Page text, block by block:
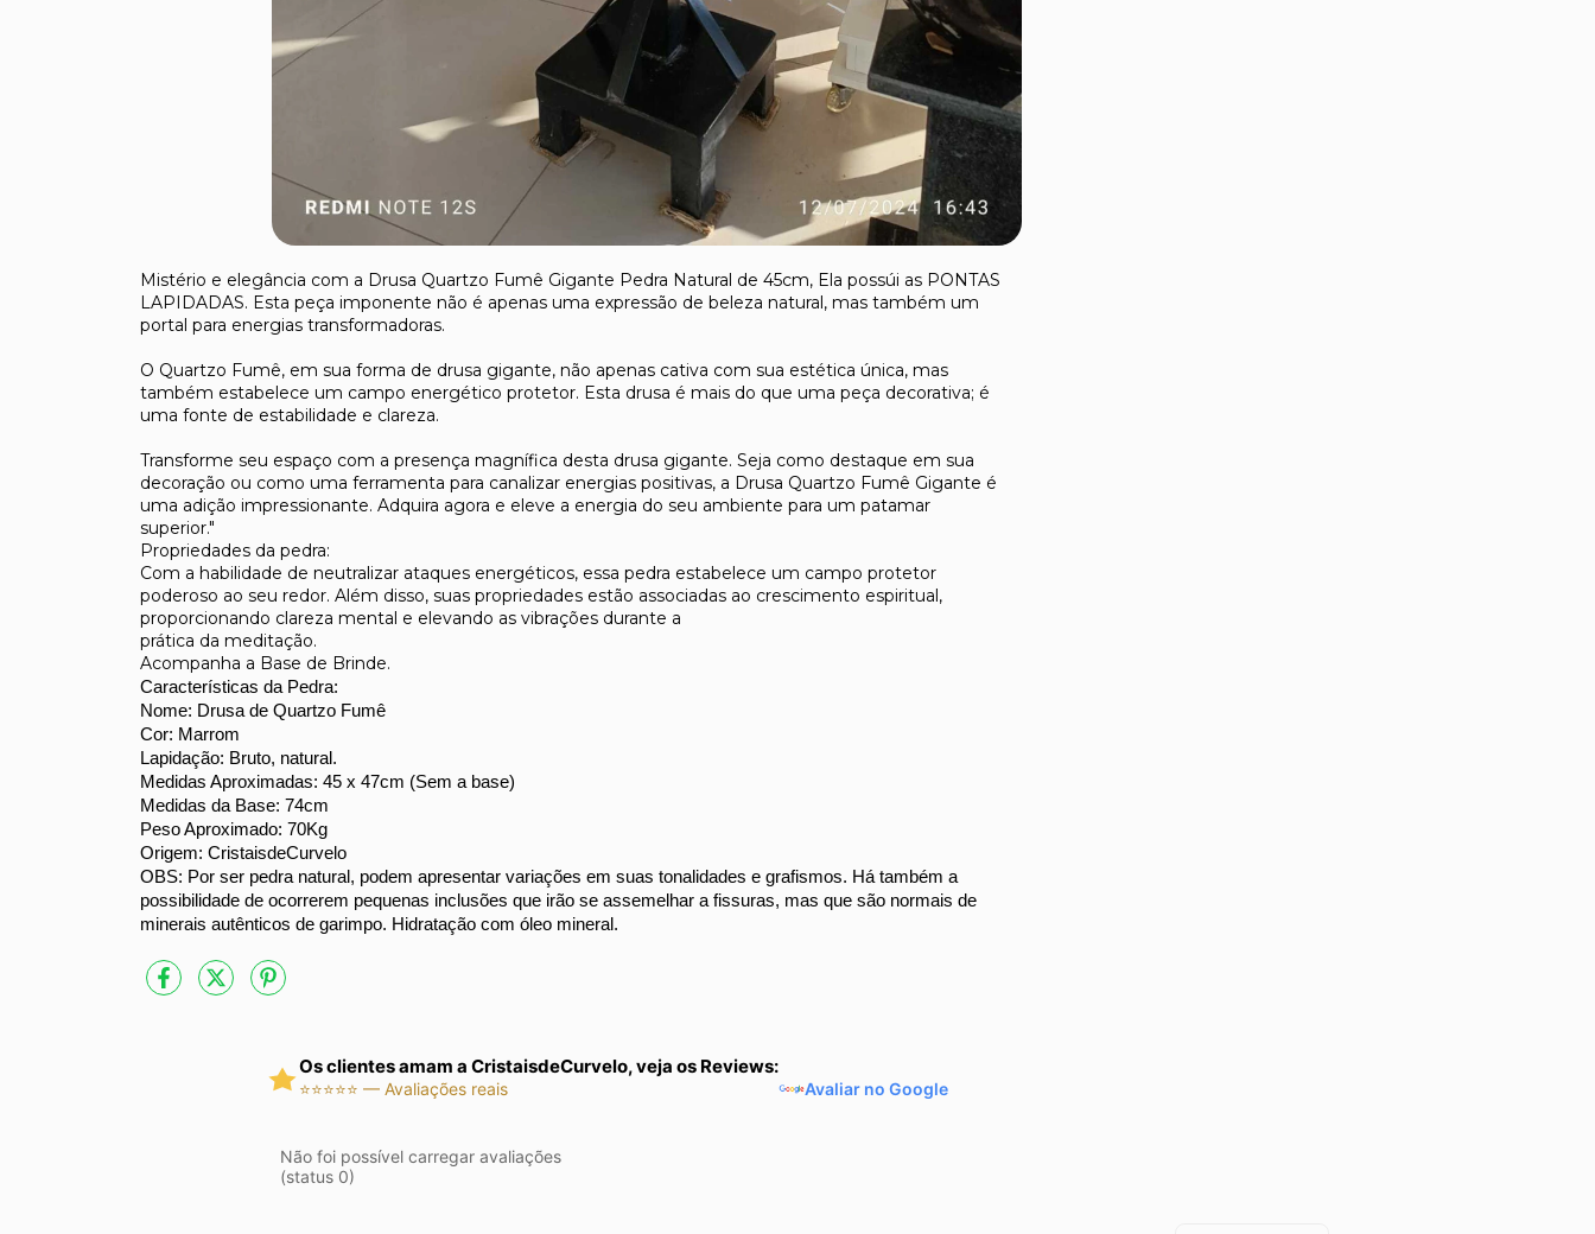
Mistério e elegância com a Drusa Quartzo Fumê Gigante Pedra Natural de 45cm, Ela possúi as PONTAS
LAPIDADAS. Esta peça imponente não é apenas uma expressão de beleza natural, mas também um
portal para energias transformadoras.
O Quartzo Fumê, em sua forma de drusa gigante, não apenas cativa com sua estética única, mas
também estabelece um campo energético protetor. Esta drusa é mais do que uma peça decorativa; é
uma fonte de estabilidade e clareza.
Transforme seu espaço com a presença magnífica desta drusa gigante. Seja como destaque em sua
decoração ou como uma ferramenta para canalizar energias positivas, a Drusa Quartzo Fumê Gigante é
uma adição impressionante. Adquira agora e eleve a energia do seu ambiente para um patamar
superior."
Propriedades da pedra:
Com a habilidade de neutralizar ataques energéticos, essa pedra estabelece um campo protetor
poderoso ao seu redor. Além disso, suas propriedades estão associadas ao crescimento espiritual,
proporcionando clareza mental e elevando as vibrações durante a
prática da meditação.
Acompanha a Base de Brinde.
Características da Pedra:
Nome: Drusa de Quartzo Fumê
Cor: Marrom
Lapidação: Bruto, natural.
Medidas Aproximadas: 45 x 47cm (Sem a base)
Medidas da Base: 74cm
Peso Aproximado: 70Kg
Origem: CristaisdeCurvelo
OBS: Por ser pedra natural, podem apresentar variações em suas tonalidades e grafismos. Há também a
possibilidade de ocorrerem pequenas inclusões que irão se assemelhar a fissuras, mas que são normais de
minerais autênticos de garimpo. Hidratação com óleo mineral.
Os clientes amam a CristaisdeCurvelo, veja os Reviews:
⭐⭐⭐⭐⭐ — Avaliações reais Avaliar no Google
Não foi possível carregar avaliações
(status 0)